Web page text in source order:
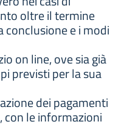
oltre il termine
e i modi
on line, ove sia già
previsti per la sua
dei pagamenti
con le informazioni